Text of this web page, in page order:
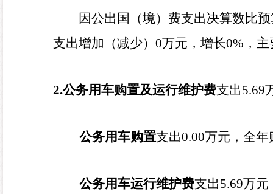
因公出国（境）费支出决算数比
支出增加（减少） 0万元，增长0% ，
2.公务用车购置及运行维护费支出5.69
公务用车购置支出0.00万元，全年
公务用车运行维护费支出5.69万元